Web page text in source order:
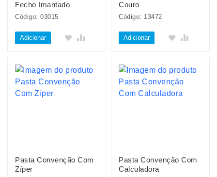
Fecho Imantado
Código: 03015
Adicionar
Couro
Código: 13472
Adicionar
Pasta Convenção Com
Zíper
Pasta Convenção Com
Calculadora